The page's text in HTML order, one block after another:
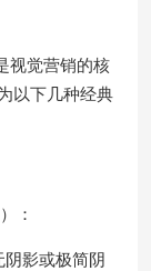
视觉营销的核
以下几种经典
：
影或极简阴